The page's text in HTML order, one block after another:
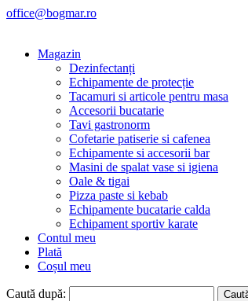
office@bogmar.ro
Magazin
Dezinfectanți
Echipamente de protecție
Tacamuri si articole pentru masa
Accesorii bucatarie
Tavi gastronorm
Cofetarie patiserie si cafenea
Echipamente si accesorii bar
Masini de spalat vase si igiena
Oale & tigai
Pizza paste si kebab
Echipamente bucatarie calda
Echipament sportiv karate
Contul meu
Plată
Coșul meu
Caută după: